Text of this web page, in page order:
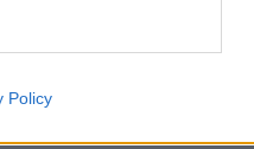
Policy
notizie pubblicate sul sito web!